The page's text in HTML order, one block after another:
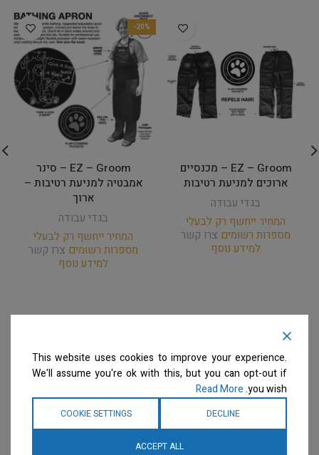
EZ – Groom – מכנסיים
ארוכים למניעת רטיבות
בגדי עבודה
המחיר ייחשף רק לבעלי
מספרות רשומים צרו קשר
למידע נוסף
-20%
EZ – Groom – סינר
אמבטיה למניעת רטיבות –
ארוך
בגדי עבודה
המחיר ייחשף רק לבעלי
מספרות רשומים צרו קשר
למידע נוסף
This website uses cookies to improve your experience.
We'll assume you're ok with this, but you can opt-out if
you wish.
Read More
DECLINE
COOKIE SETTINGS
ACCEPT ALL